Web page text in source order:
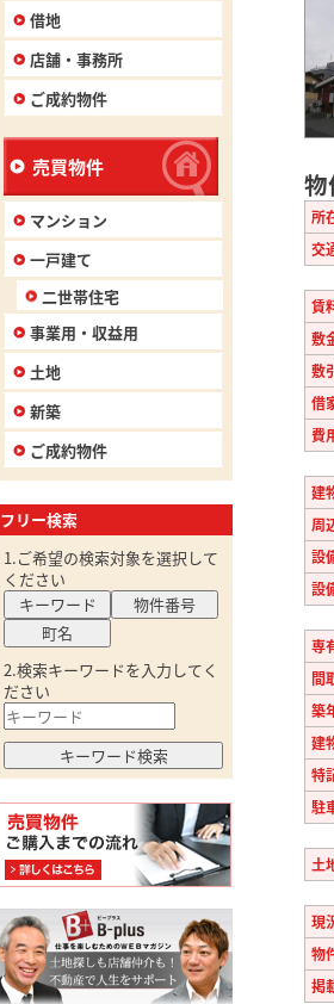
所
交
賃
敷
敷
借
費
建
周
設
設
専
間
築
建
特
駐
土
現
物
掲
借地
店舗・事務所
ご成約物件
売買物件
マンション
一戸建て
二世帯住宅
事業用・収益用
土地
新築
ご成約物件
フリー検索
1.ご希望の検索対象を選択して
ください
キーワード
物件番号
町名
2.検索キーワードを入力してく
ださい